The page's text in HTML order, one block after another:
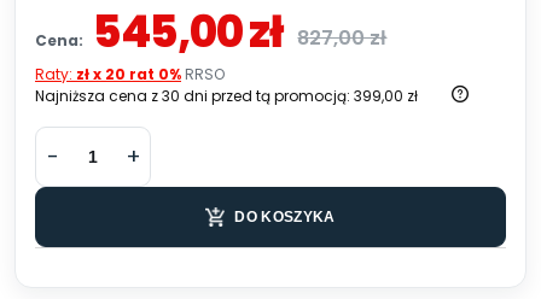
Cena: 545,00 zł 827,00 zł
Raty: zł x 20 rat 0% RRSO
Najniższa cena z 30 dni przed tą promocją: 399,00 zł
DO KOSZYKA